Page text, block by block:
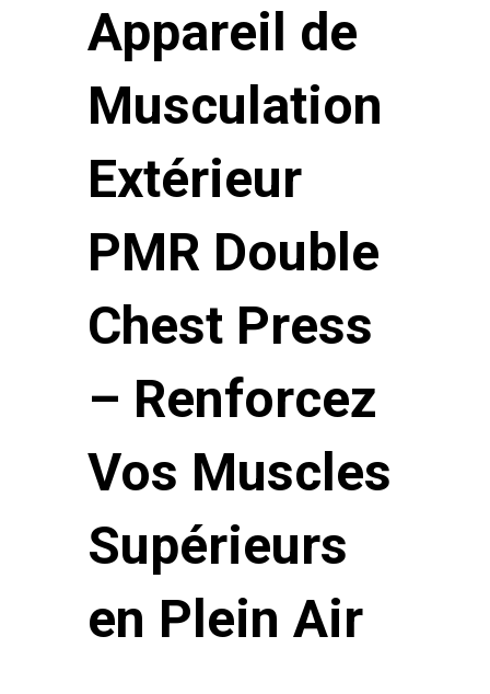
Appareil de
Musculation
Extérieur
PMR Double
Chest Press
– Renforcez
Vos Muscles
Supérieurs
en Plein Air